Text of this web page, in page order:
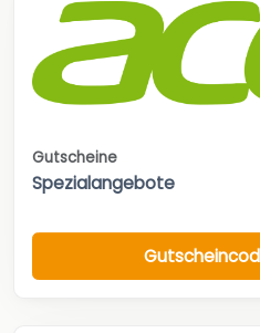
Gutscheine
Spezialangebote